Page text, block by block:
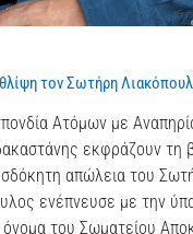
τον Σωτήρη
Ατόμων με
εκφράζουν τη
απώλεια του
ενέπνευσε με την
όνομα του Σωματείου